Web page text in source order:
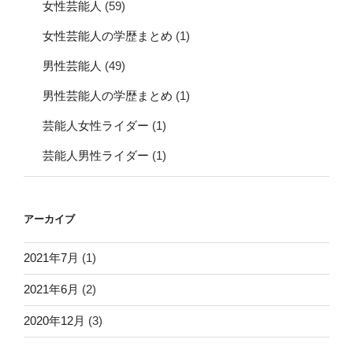
女性芸能人 (59)
女性芸能人の学歴まとめ (1)
男性芸能人 (49)
男性芸能人の学歴まとめ (1)
芸能人女性ライダー (1)
芸能人男性ライダー (1)
アーカイブ
2021年7月 (1)
2021年6月 (2)
2020年12月 (3)